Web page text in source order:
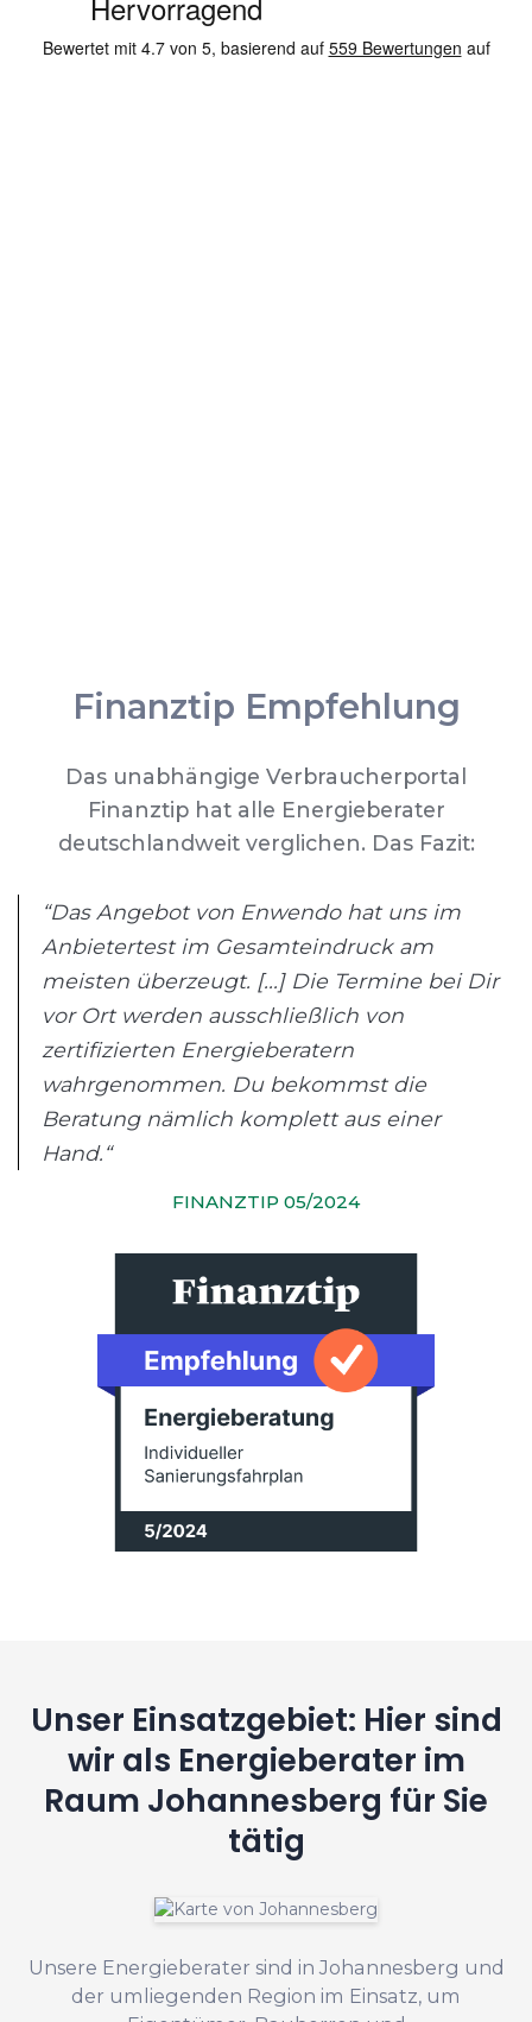
Finanztip Empfehlung
Das unabhängige Verbraucherportal
Finanztip hat alle Energieberater
deutschlandweit verglichen. Das Fazit:
“Das Angebot von Enwendo hat uns im
Anbietertest im Gesamteindruck am
meisten überzeugt. [...] Die Termine bei Dir
vor Ort werden ausschließlich von
zertifizierten Energieberatern
wahrgenommen. Du bekommst die
Beratung nämlich komplett aus einer
Hand.“
FINANZTIP 05/2024
Unser Einsatzgebiet: Hier sind
wir als Energieberater im
Raum Johannesberg für Sie
tätig
Unsere Energieberater sind in Johannesberg und
der umliegenden Region im Einsatz, um